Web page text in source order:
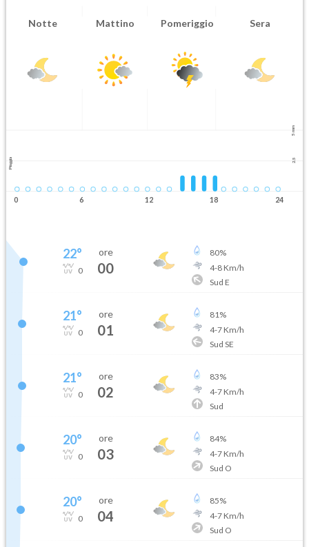
Notte Mattino Pomeriggio Sera
5 mm
2.5
Pioggia
0 6 12 18 24
22°
0
ore
00
80%
4-8Km/h
Sud E
21°
0
ore
01
81%
4-7Km/h
Sud SE
21°
0
ore
02
83%
4-7Km/h
Sud
20°
0
ore
03
84%
4-7Km/h
Sud O
20°
0
ore
04
85%
4-7Km/h
Sud O